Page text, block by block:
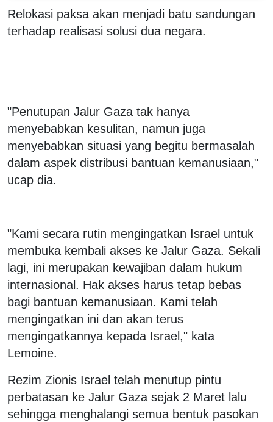
Relokasi paksa akan menjadi batu sandungan
terhadap realisasi solusi dua negara.
"Penutupan Jalur Gaza tak hanya
menyebabkan kesulitan, namun juga
menyebabkan situasi yang begitu bermasalah
dalam aspek distribusi bantuan kemanusiaan,"
ucap dia.
"Kami secara rutin mengingatkan Israel untuk
membuka kembali akses ke Jalur Gaza. Sekali
lagi, ini merupakan kewajiban dalam hukum
internasional. Hak akses harus tetap bebas
bagi bantuan kemanusiaan. Kami telah
mengingatkan ini dan akan terus
mengingatkannya kepada Israel," kata
Lemoine.
Rezim Zionis Israel telah menutup pintu
perbatasan ke Jalur Gaza sejak 2 Maret lalu
sehingga menghalangi semua bentuk pasokan